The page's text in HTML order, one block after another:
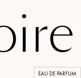
EAU DE PARFUM